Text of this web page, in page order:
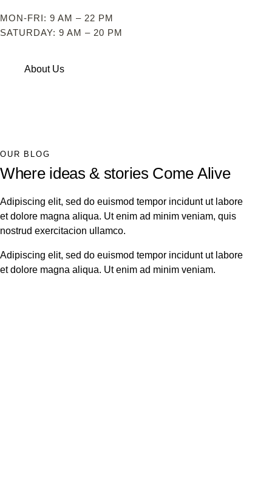
MON-FRI: 9 AM – 22 PM
SATURDAY: 9 AM – 20 PM
About Us
OUR BLOG
Where ideas & stories Come Alive
Adipiscing elit, sed do euismod tempor incidunt ut labore
et dolore magna aliqua. Ut enim ad minim veniam, quis
nostrud exercitacion ullamco.
Adipiscing elit, sed do euismod tempor incidunt ut labore
et dolore magna aliqua. Ut enim ad minim veniam.